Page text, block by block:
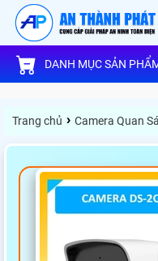
DANH MỤC SẢN
Trang chủ › Camera Quan